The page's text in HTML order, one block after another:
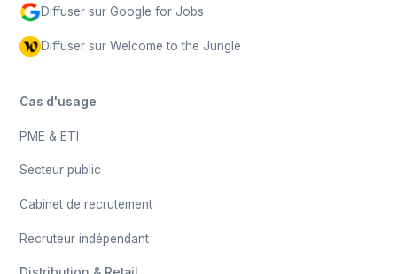
Diffuser sur Google for Jobs
Diffuser sur Welcome to the Jungle
Cas d'usage
PME & ETI
Secteur public
Cabinet de recrutement
Recruteur indépendant